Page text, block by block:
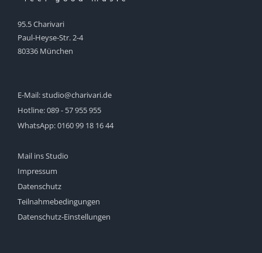
95.5 Charivari
Paul-Heyse-Str. 2-4
80336 München
E-Mail:studio@charivari.de
Hotline:089 - 57 955 955
WhatsApp:0160 99 18 16 44
Mail ins Studio
Impressum
Datenschutz
Teilnahmebedingungen
Datenschutz-Einstellungen